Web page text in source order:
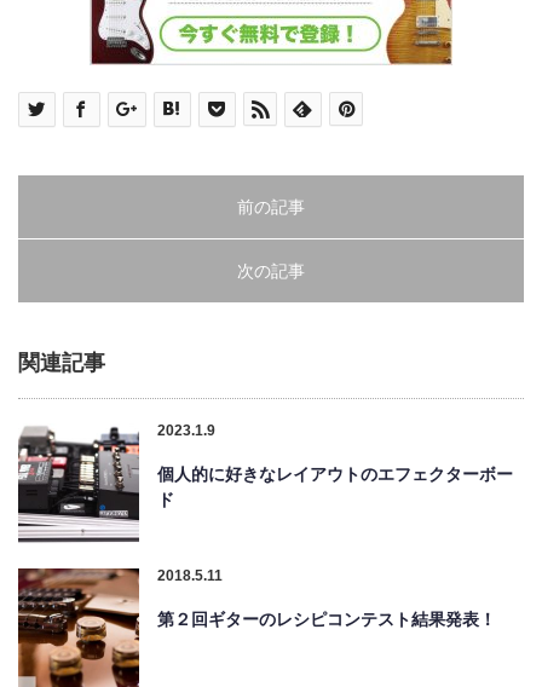
前の記事
次の記事
関連記事
2023.1.9
個人的に好きなレイアウトのエフェクターボー
ド
2018.5.11
第２回ギターのレシピコンテスト結果発表！